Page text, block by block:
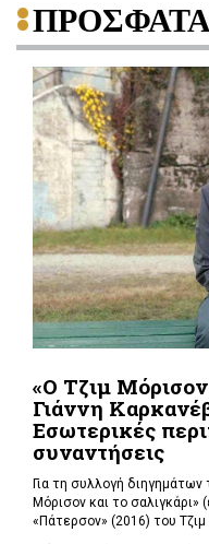
«Ο Τζιμ Μόρισον
Γιάννη
Εσωτερικές
συναντήσεις
Για τη συλλογή διηγημάτων
Μόρισον και το σαλιγκάρι»
«Πάτερσον» (2016) του